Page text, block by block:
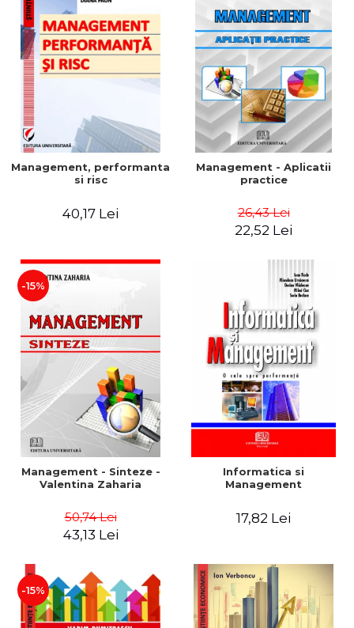
Management, performanta
si risc
40,17 Lei
Management - Aplicatii
practice
26,43 Lei
22,52 Lei
-15%
Management - Sinteze -
Valentina Zaharia
50,74 Lei
43,13 Lei
Informatica si
Management
17,82 Lei
-15%